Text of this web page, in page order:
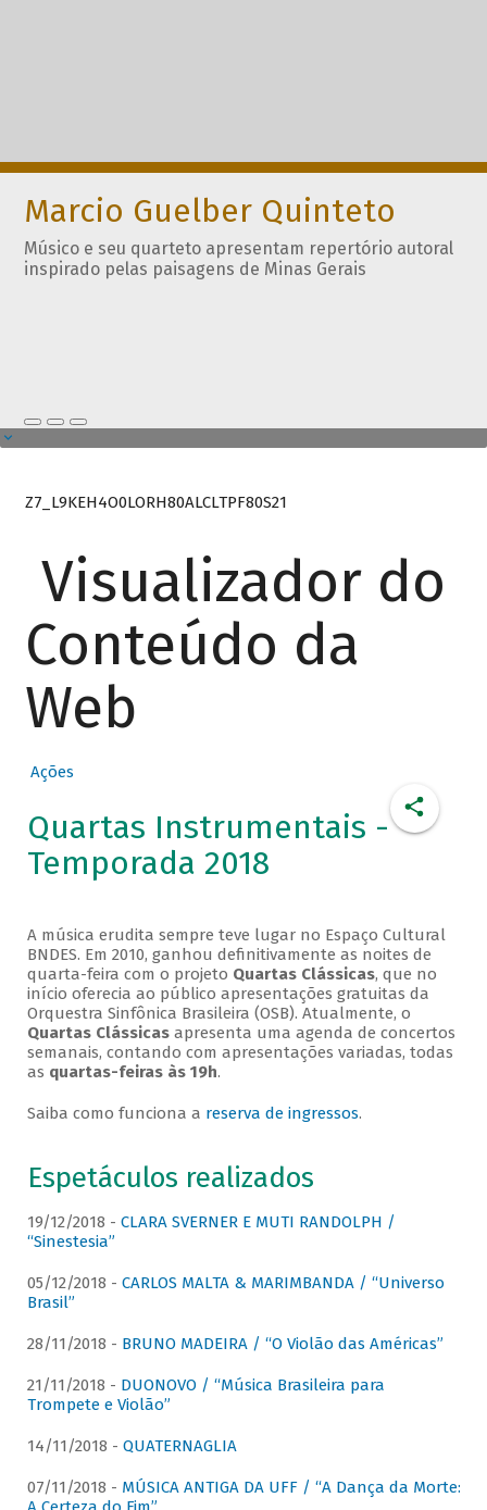
Marcio Guelber Quinteto
Músico e seu quarteto apresentam repertório autoral
inspirado pelas paisagens de Minas Gerais
Z7_L9KEH4O0LORH80ALCLTPF80S21
Visualizador do
Conteúdo da
Web
Ações
Quartas Instrumentais -
Temporada 2018
A música erudita sempre teve lugar no Espaço Cultural
BNDES. Em 2010, ganhou definitivamente as noites de
quarta-feira com o projeto Quartas Clássicas, que no
início oferecia ao público apresentações gratuitas da
Orquestra Sinfônica Brasileira (OSB). Atualmente, o
Quartas Clássicasapresenta uma agenda de concertos
semanais, contando com apresentações variadas, todas
as quartas-feiras às 19h.
Saiba como funciona a reserva de ingressos.
Espetáculos realizados
19/12/2018 - CLARA SVERNER E MUTI RANDOLPH /
“Sinestesia”
05/12/2018 - CARLOS MALTA & MARIMBANDA / “Universo
Brasil”
28/11/2018 - BRUNO MADEIRA / “O Violão das Américas”
21/11/2018 - DUONOVO / “Música Brasileira para
Trompete e Violão”
14/11/2018 - QUATERNAGLIA
07/11/2018 - MÚSICA ANTIGA DA UFF / “A Dança da Morte: